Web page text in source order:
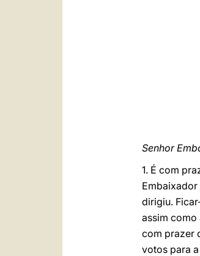
Senhor
1. É com
dirigiu.
assim como
com prazer
votos para